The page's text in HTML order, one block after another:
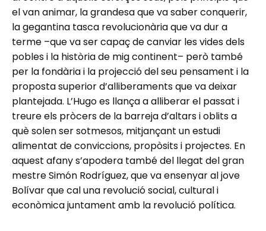
el van animar, la grandesa que va saber conquerir,
la gegantina tasca revolucionària que va dur a
terme –que va ser capaç de canviar les vides dels
pobles i la història de mig continent– però també
per la fondària i la projecció del seu pensament i la
proposta superior d’alliberaments que va deixar
plantejada. L’Hugo es llança a alliberar el passat i
treure els pròcers de la barreja d’altars i oblits a
què solen ser sotmesos, mitjançant un estudi
alimentat de conviccions, propòsits i projectes. En
aquest afany s’apodera també del llegat del gran
mestre Simón Rodríguez, que va ensenyar al jove
Bolívar que cal una revolució social, cultural i
econòmica juntament amb la revolució política.